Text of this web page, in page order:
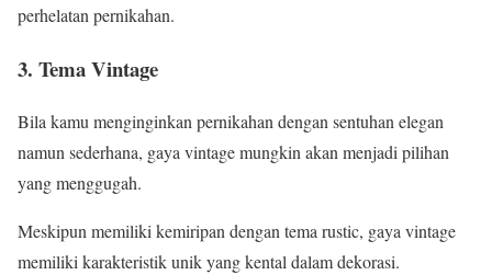
perhelatan pernikahan.
3. Tema Vintage
Bila kamu menginginkan pernikahan dengan sentuhan elegan
namun sederhana, gaya vintage mungkin akan menjadi pilihan
yang menggugah.
Meskipun memiliki kemiripan dengan tema rustic, gaya vintage
memiliki karakteristik unik yang kental dalam dekorasi.